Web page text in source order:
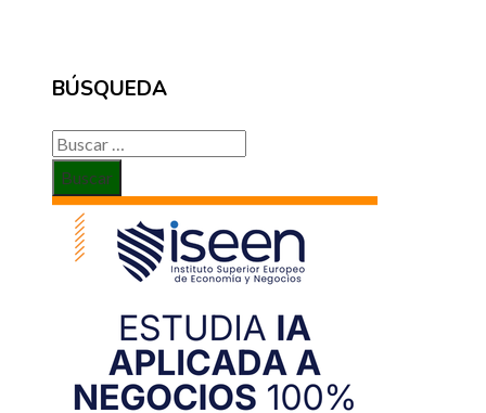
BÚSQUEDA
Buscar: